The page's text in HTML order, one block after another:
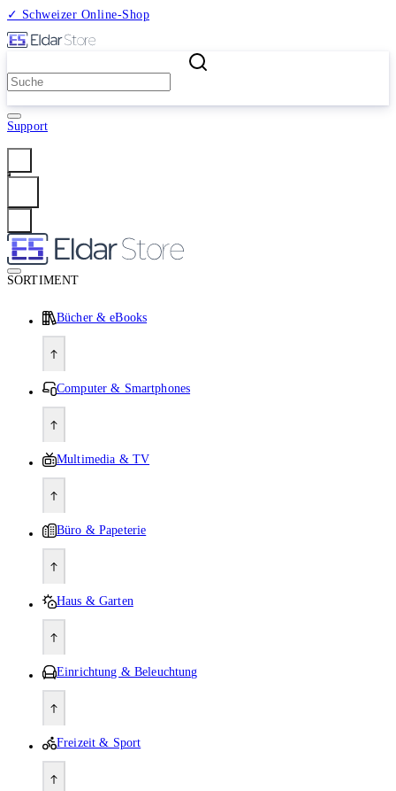
✓ Schweizer Online-Shop
Support
SORTIMENT
Bücher & eBooks
Computer & Smartphones
Multimedia & TV
Büro & Papeterie
Haus & Garten
Einrichtung & Beleuchtung
Freizeit & Sport